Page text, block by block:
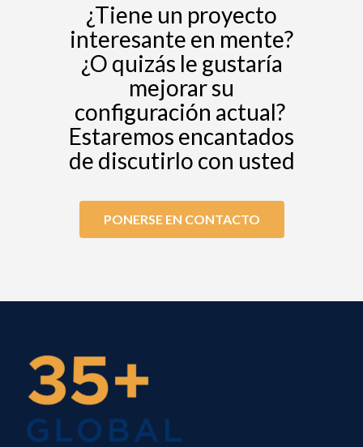
¿Tiene un proyecto
interesante en mente?
¿O quizás le gustaría
mejorar su
configuración actual?
Estaremos encantados
de discutirlo con usted
PONERSE EN CONTACTO